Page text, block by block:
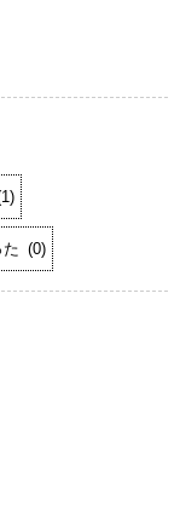
1)
(0)